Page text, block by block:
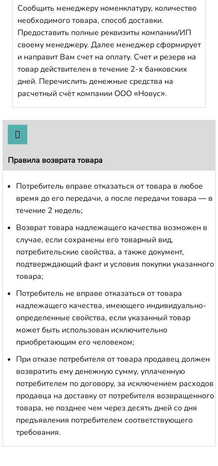
Сообщить менеджеру номенклатуру, количество
необходимого товара, способ доставки.
Предоставить полные реквизиты компании/ИП
своему менеджеру. Далее менеджер сформирует
и направит Вам счет на оплату. Счет и резерв на
товар действителен в течение 2-х банковских
дней. Перечислить денежные средства на
расчетный счёт компании ООО «Новус».
Правила возврата товара
Потребитель вправе отказаться от товара в любое
время до его передачи, а после передачи товара — в
течение 2 недель;
Возврат товара надлежащего качества возможен в
случае, если сохранены его товарный вид,
потребительские свойства, а также документ,
подтверждающий факт и условия покупки указанного
товара;
Потребитель не вправе отказаться от товара
надлежащего качества, имеющего индивидуально-
определенные свойства, если указанный товар
может быть использован исключительно
приобретающим его человеком;
При отказе потребителя от товара продавец должен
возвратить ему денежную сумму, уплаченную
потребителем по договору, за исключением расходов
продавца на доставку от потребителя возвращенного
товара, не позднее чем через десять дней со дня
предъявления потребителем соответствующего
требования.